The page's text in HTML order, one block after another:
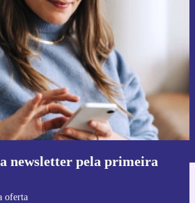
newsletter pela primeira
oferta
vez e poupa 15€!
mais nenhuma oferta.
Pedir voucher
de dados pessoais podem ser encontrados na
.
download da app refurbed